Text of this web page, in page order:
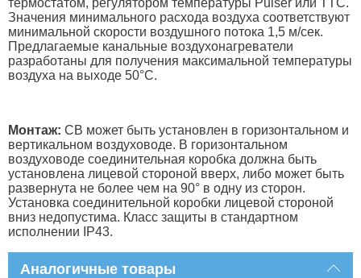
термостатом, регулятором температуры Pulser или ТТС.
Значения минимального расхода воздуха соответствуют
минимальной скорости воздушного потока 1,5 м/сек.
Предлагаемые канальные воздухонагреватели
разработаны для получения максимальной температуры
воздуха на выходе 50°С.
Монтаж: СВ может быть установлен в горизонтальном и
вертикальном воздуховоде. В горизонтальном
воздуховоде соединительная коробка должна быть
установлена лицевой стороной вверх, либо может быть
развернута не более чем на 90° в одну из сторон.
Установка соединительной коробки лицевой стороной
вниз недопустима. Класс защиты в стандартном
исполнении IP43.
Аналогичные товары